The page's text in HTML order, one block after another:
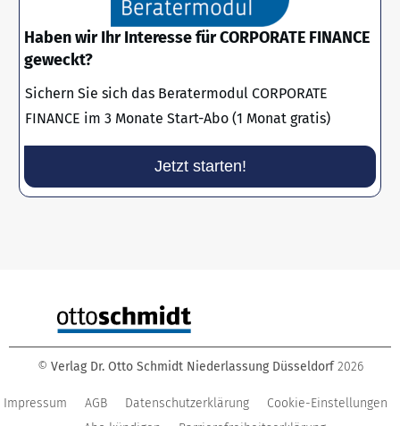
Haben wir Ihr Interesse für CORPORATE FINANCE
geweckt?
Sichern Sie sich das Beratermodul CORPORATE
FINANCE im 3 Monate Start-Abo (1 Monat gratis)
Jetzt starten!
© Verlag Dr. Otto Schmidt Niederlassung Düsseldorf 2026
Impressum AGB Datenschutzerklärung
Cookie-Einstellungen